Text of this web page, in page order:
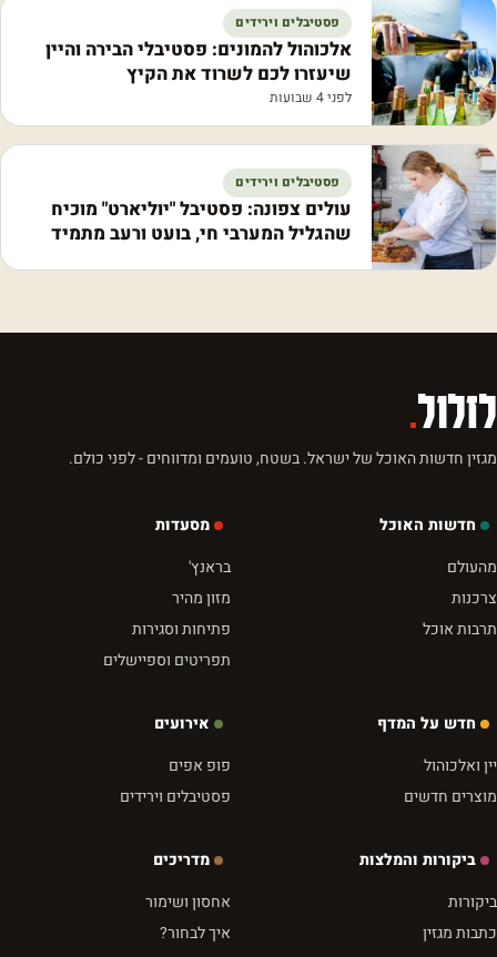
פסטיבלים וירידים
אלכוהול להמונים: פסטיבלי הבירה והיין
שיעזרו לכם לשרוד את הקיץ
לפני 4 שבועות
פסטיבלים וירידים
עולים צפונה: פסטיבל "יוליארט" מוכיח
שהגליל המערבי חי, בועט ורעב מתמיד
לזלול.
מגזין חדשות האוכל של ישראל. בשטח, טועמים ומדווחים - לפני כולם.
חדשות האוכל
מהעולם
צרכנות
תרבות אוכל
מסעדות
בראנץ'
מזון מהיר
פתיחות וסגירות
תפריטים וספיישלים
חדש על המדף
יין ואלכוהול
מוצרים חדשים
אירועים
פופ אפים
פסטיבלים וירידים
ביקורות והמלצות
ביקורות
כתבות מגזין
מדריכים
אחסון ושימור
איך לבחור?